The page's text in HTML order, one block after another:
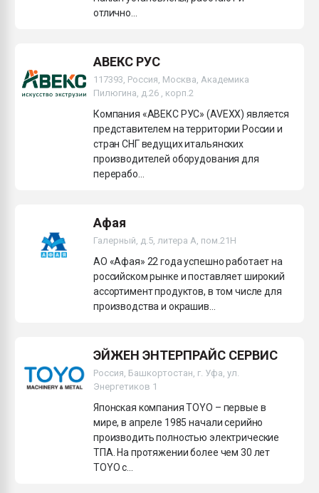
отлично...
АВЕКС РУС
117393, Россия, Москва, Академика
Пилюгина, д.26 , корп.2
Компания «АВЕКС РУС» (AVEXX) является
представителем на территории России и
стран СНГ ведущих итальянских
производителей оборудования для
перерабо...
Афая
Галерный, д.5, литера А, пом.21H
АО «Афая» 22 года успешно работает на
российском рынке и поставляет широкий
ассортимент продуктов, в том числе для
производства и окрашив...
ЭЙЖЕН ЭНТЕРПРАЙС СЕРВИС
Россия, Башкортостан, г. Уфа, ул.
Энергетиков 1
Японская компания TOYO – первые в
мире, в апреле 1985 начали серийно
производить полностью электрические
ТПА. На протяжении более чем 30 лет
TOYO с...